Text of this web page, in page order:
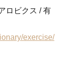
ロビクス / 有
exercise/